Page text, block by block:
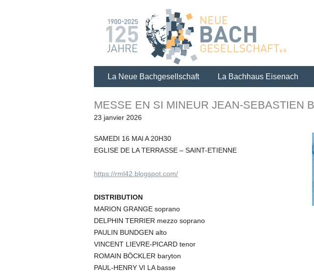
La Neue Bachgesellschaft La Bachhaus Eisenach
MESSE EN SI MINEUR JEAN-SEBASTIEN
23 janvier 2026
SAMEDI 16 MAl A 20H30
EGLISE DE LA TERRASSE – SAINT-ETIENNE
https://rml42.blogspot.com/
DISTRIBUTION
MARION GRANGE soprano
DELPHIN TERRIER mezzo soprano
PAULIN BUNDGEN alto
VINCENT LIEVRE-PICARD tenor
ROMAIN BÖCKLER baryton
PAUL-HENRY VI LA basse